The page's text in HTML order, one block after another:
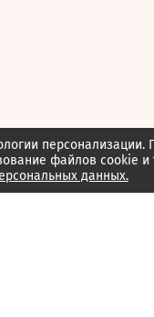
персонализации.
файлов cookie и
данных.